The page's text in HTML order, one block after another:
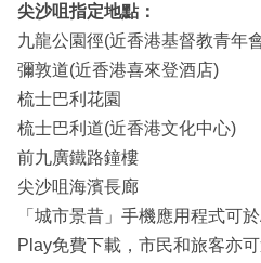
尖沙咀指定地點：
九龍公園徑(近香港基督教青年
彌敦道(近香港喜來登酒店)
梳士巴利花園
梳士巴利道(近香港文化中心)
前九廣鐵路鐘樓
尖沙咀海濱長廊
「城市景昔」手機應用程式可
Play免費下載，市民和旅客亦可